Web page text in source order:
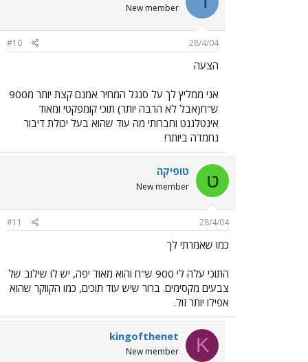
New member
28/4/04
#10
הצעה
אני ממליץ לך על סנגל המחיר אמנם קצת יותר מ900
ש"ח(אבל לא הרבה יותר) תוכי קומפקטי ומאוד
אינטלגנט וחברותי מה עוד שהוא בעל יכולת דיבור
נחמדה ביותר!
ט טופיקה
New member
28/4/04
#11
כמו שאמרתי לך
התוכי עלה לי 900 ש"ח והוא מאוד יפה, יש לו שילוב של
צבעים מקסימים. ברור שיש עוד תוכים, כמו הקווקר שהוא
אפילו יותר זול.
K
kingofthenet
New member